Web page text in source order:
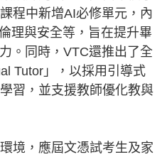
程中新增AI必修單元，內
理與安全等，旨在提升畢
。同時，VTC還推出了全
Tutor」，以採用引導式
習，並支援教師優化教與
，應屆文憑試考生及家